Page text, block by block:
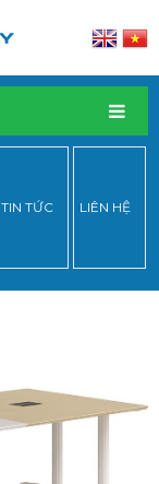
TIN TỨC LIÊN HỆ